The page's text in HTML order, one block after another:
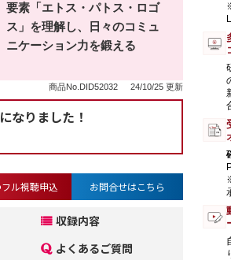
要素「エトス・パトス・ロゴ
ス」を理解し、日々のコミュ
ニケーション力を鍛える
商品No.DID52032 24/10/25 更新
なりました！
ル視聴申込 お問合せはこちら
収録内容
よくあるご質問